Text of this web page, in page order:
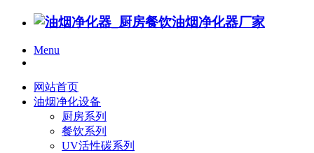
Menu
网站首页
油烟净化设备
厨房系列
餐饮系列
UV活性碳系列